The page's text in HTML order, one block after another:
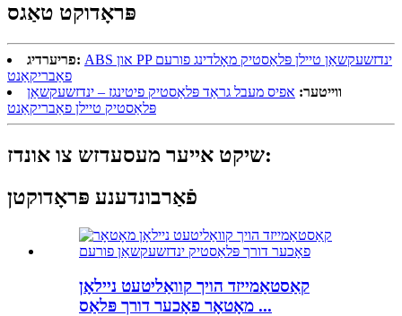
פּראָדוקט טאַגס
פריערדיג: ABS און PP ינדזשעקשאַן טיילן פּלאַסטיק מאָלדינג פורעם
פאַבריקאַנט
ווייטער: אפיס מעבל גראַד פּלאַסטיק פיטינגז – ינדזשעקשאַן
פּלאַסטיק טיילן פאַבריקאַנט
שיקט אייער מעסעדזש צו אונדז:
פֿאַרבונדענע פּראָדוקטן
קאַסטאַמייזד הויך קוואַליטעט ניילאָן
מאָטאָר פאָכער דורך פּלאַס ...